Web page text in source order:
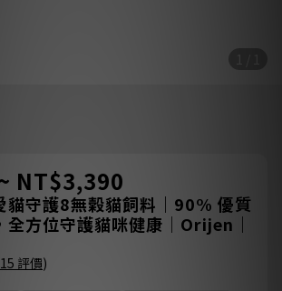
NT$3,390
貓守護8無榖貓飼料｜90% 優質
全方位守護貓咪健康｜Orijen｜
15 評價)